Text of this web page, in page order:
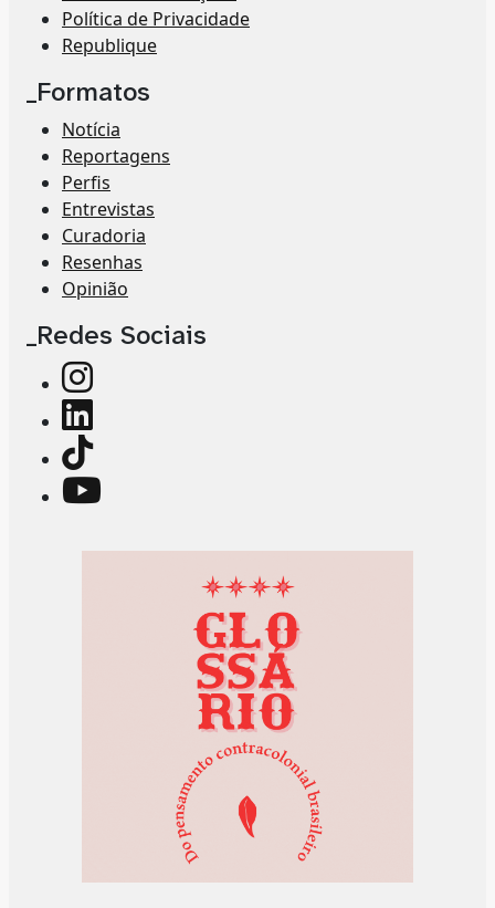
Política de Privacidade
Republique
_Formatos
Notícia
Reportagens
Perfis
Entrevistas
Curadoria
Resenhas
Opinião
_Redes Sociais